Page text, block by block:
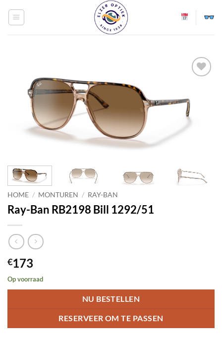
naar
verlanglijst
HOME / MONTUREN / RAY-BAN
Ray-Ban RB2198 Bill 1292/51
€173
Op voorraad
NU BESTELLEN
RESERVEER OM TE PASSEN